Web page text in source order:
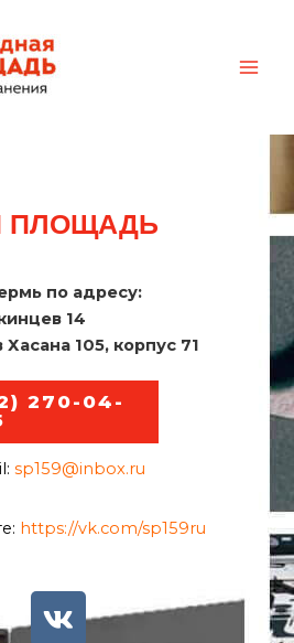
ПЛОЩАДЬ
по адресу:
14
105, корпус 71
270-04-
sp159@inbox.ru
https://vk.com/sp159ru